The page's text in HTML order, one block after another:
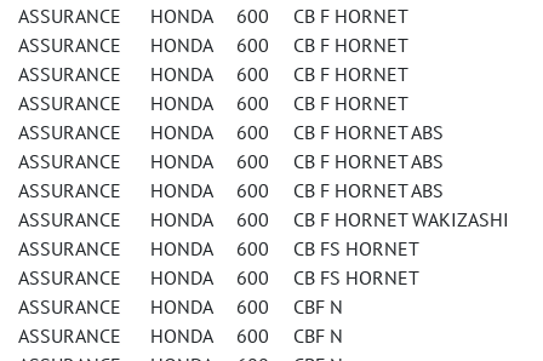
ASSURANCE HONDA 600 CB F HORNET
ASSURANCE HONDA 600 CB F HORNET
ASSURANCE HONDA 600 CB F HORNET
ASSURANCE HONDA 600 CB F HORNET
ASSURANCE HONDA 600 CB F HORNET ABS
ASSURANCE HONDA 600 CB F HORNET ABS
ASSURANCE HONDA 600 CB F HORNET ABS
ASSURANCE HONDA 600 CB F HORNET WAKIZASHI
ASSURANCE HONDA 600 CB FS HORNET
ASSURANCE HONDA 600 CB FS HORNET
ASSURANCE HONDA 600 CBF N
ASSURANCE HONDA 600 CBF N